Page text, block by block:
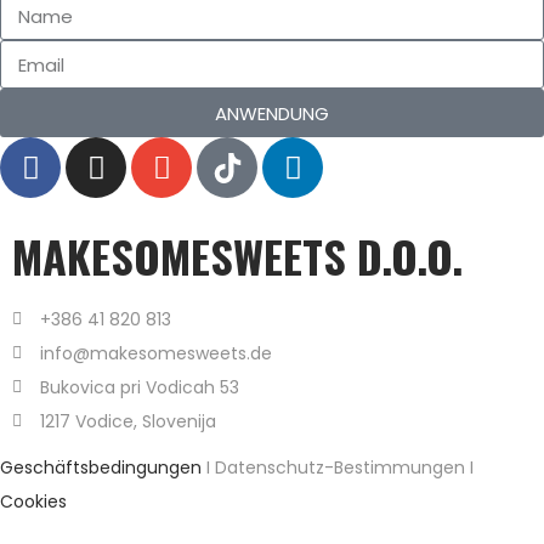
ANWENDUNG
MAKESOMESWEETS D.O.O.
+386 41 820 813
info@makesomesweets.de
Bukovica pri Vodicah 53
1217 Vodice, Slovenija
Geschäftsbedingungen I Datenschutz-Bestimmungen I
Cookies